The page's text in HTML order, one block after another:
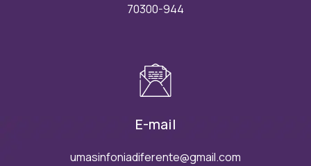
70300-944
E-mail
umasinfoniadiferente@gmail.com